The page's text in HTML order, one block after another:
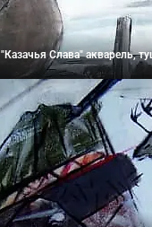
"Война прошла через станицу" из серии картин